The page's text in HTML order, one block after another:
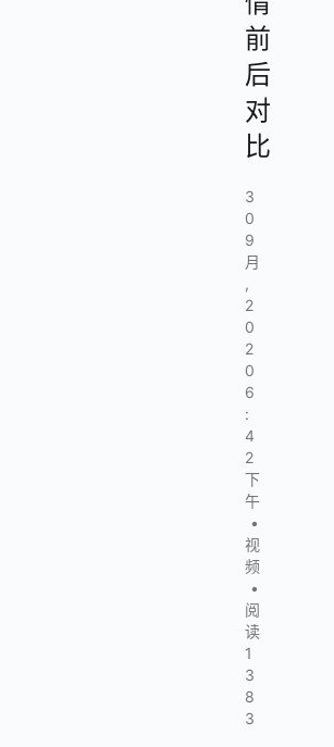
前
后
对
比
3
0
9
月
,
2
0
2
0
6
:
4
2
下
午
•
视
频
•
阅
读
1
3
8
3